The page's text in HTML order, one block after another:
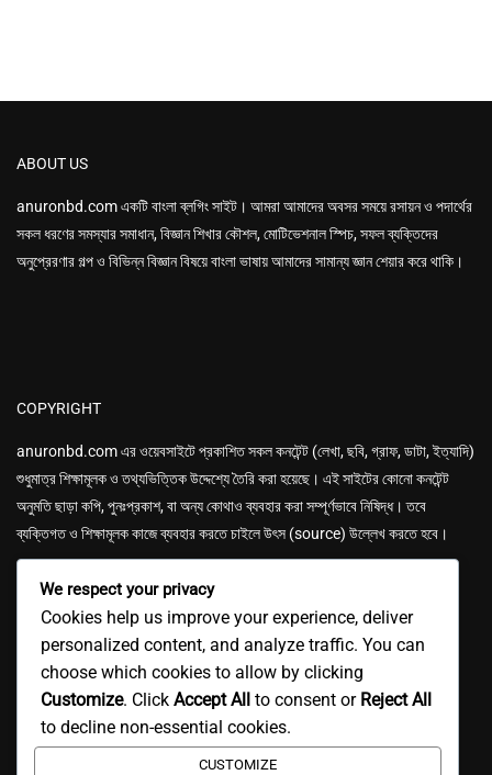
ABOUT US
anuronbd.comএকটি বাংলা ব্লগিং সাইট। আমরা আমাদের অবসর সময়ে রসায়ন ও পদার্থের
সকল ধরণের সমস্যার সমাধান, বিজ্ঞান শিখার কৌশল, মোটিভেশনাল স্পিচ, সফল ব্যক্তিদের
অনুপ্রেরণার গল্প ও বিভিন্ন বিজ্ঞান বিষয়ে বাংলা ভাষায় আমাদের সামান্য জ্ঞান শেয়ার করে থাকি।
COPYRIGHT
anuronbd.com এরওয়েবসাইটে প্রকাশিত সকল কনটেন্ট (লেখা, ছবি, গ্রাফ, ডাটা, ইত্যাদি)
শুধুমাত্র শিক্ষামূলক ও তথ্যভিত্তিক উদ্দেশ্যে তৈরি করা হয়েছে। এই সাইটের কোনো কনটেন্ট
অনুমতি ছাড়া কপি, পুনঃপ্রকাশ, বা অন্য কোথাও ব্যবহার করা সম্পূর্ণভাবে নিষিদ্ধ। তবে
ব্যক্তিগত ও শিক্ষামূলক কাজে ব্যবহার করতে চাইলে উৎস (source) উল্লেখ করতে হবে।
GET IN TOUCH
Email: anuronbd4u@gmail.com
We respect your privacy
Cookies help us improve your experience, deliver
personalized content, and analyze traffic. You can
choose which cookies to allow by clicking
Customize. Click Accept All to consent or Reject All
to decline non-essential cookies.
CUSTOMIZE